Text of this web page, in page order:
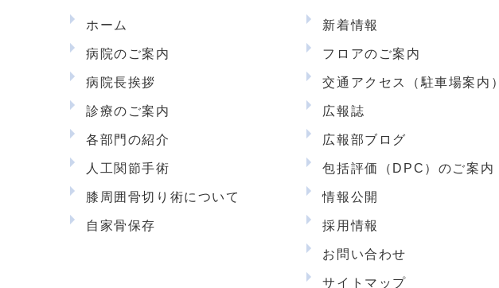
ホーム
病院のご案内
病院長挨拶
診療のご案内
各部門の紹介
人工関節手術
膝周囲骨切り術について
自家骨保存
新着情報
フロアのご案内
交通アクセス（駐車場案内）
広報誌
広報部ブログ
包括評価（DPC）のご案内
情報公開
採用情報
お問い合わせ
サイトマップ